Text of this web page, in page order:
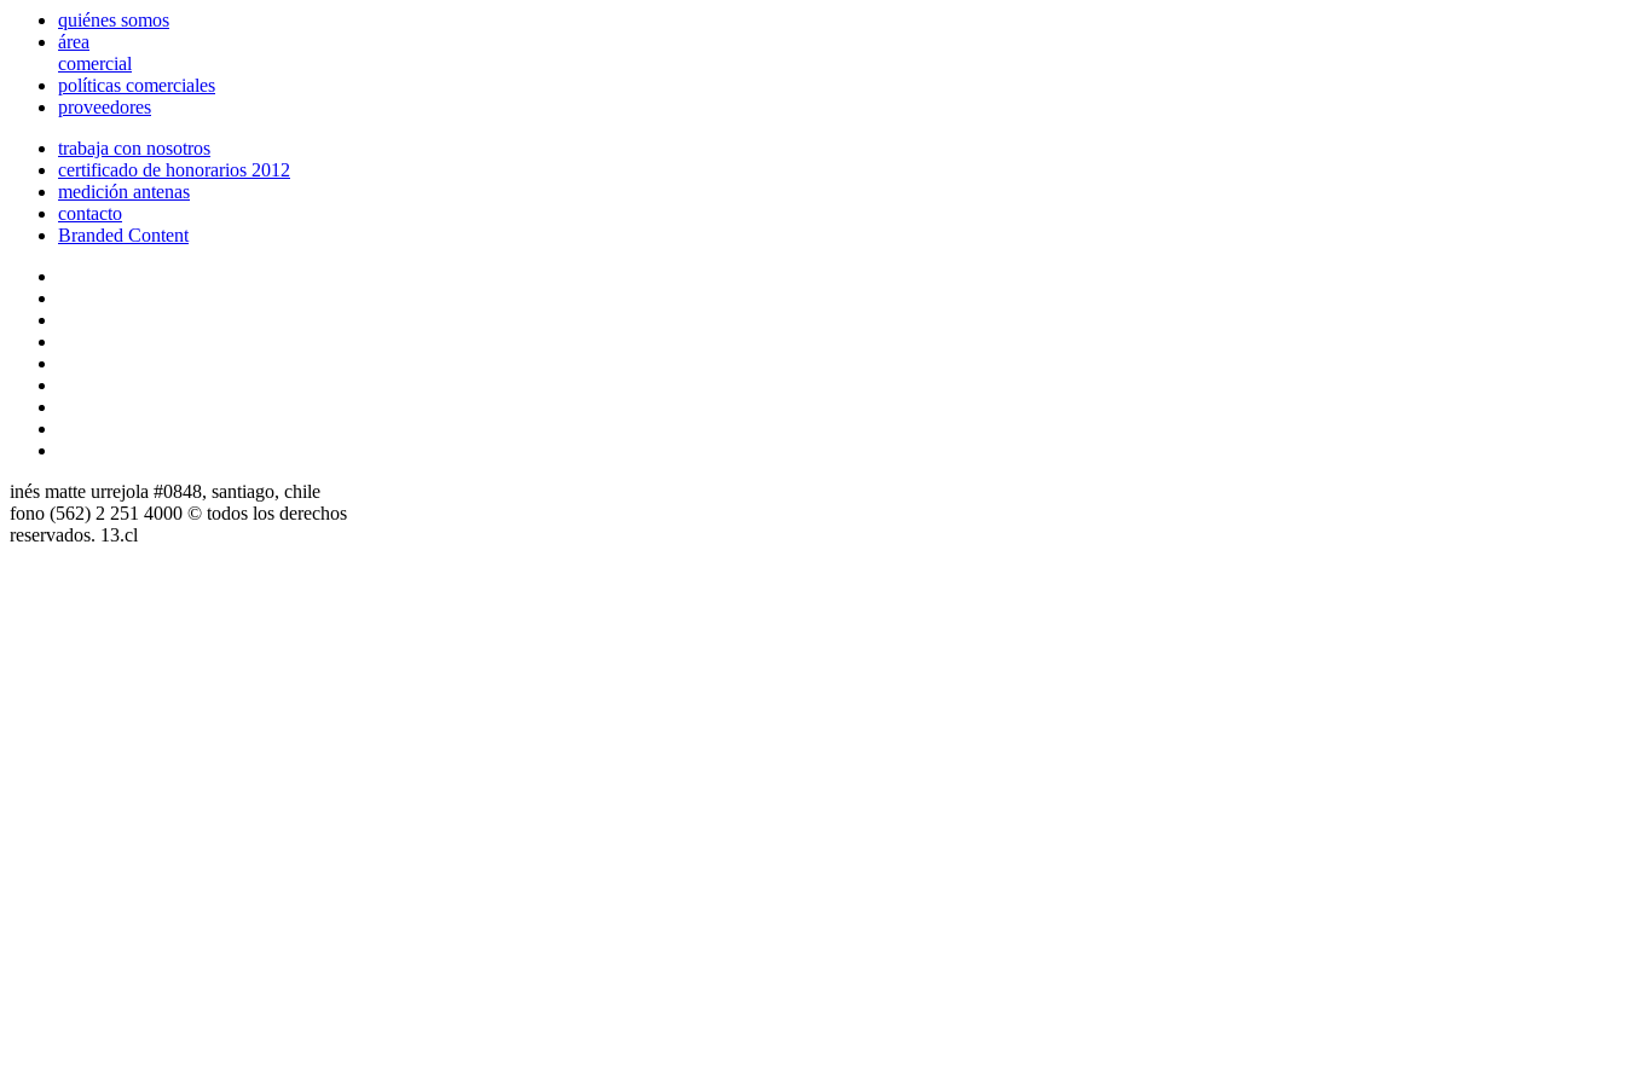
quiénes somos
área
comercial
políticas comerciales
proveedores
trabaja con nosotros
certificado de honorarios 2012
medición antenas
contacto
Branded Content
inés matte urrejola #0848, santiago, chile
fono (562) 2 251 4000 © todos los derechos
reservados. 13.cl